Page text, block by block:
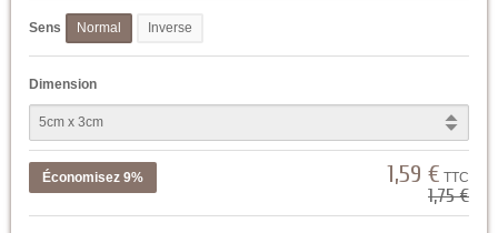
Sens Normal Inverse
Dimension
Économisez 9% 1,59 € TTC
1,75 €